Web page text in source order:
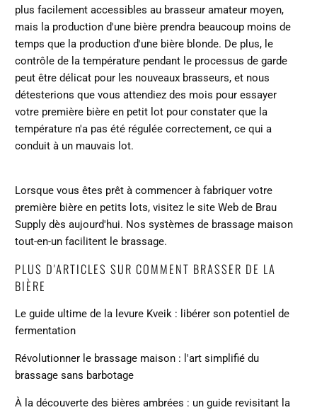
plus facilement accessibles au brasseur amateur moyen,
mais la production d'une bière prendra beaucoup moins de
temps que la production d'une bière blonde. De plus, le
contrôle de la température pendant le processus de garde
peut être délicat pour les nouveaux brasseurs, et nous
détesterions que vous attendiez des mois pour essayer
votre première bière en petit lot pour constater que la
température n'a pas été régulée correctement, ce qui a
conduit à un mauvais lot.
Lorsque vous êtes prêt à commencer à fabriquer votre
première bière en petits lots, visitez le site Web de Brau
Supply dès aujourd'hui. Nos systèmes de brassage maison
tout-en-un facilitent le brassage.
PLUS D'ARTICLES SUR COMMENT BRASSER DE LA
BIÈRE
Le guide ultime de la levure Kveik : libérer son potentiel de
fermentation
Révolutionner le brassage maison : l'art simplifié du
brassage sans barbotage
À la découverte des bières ambrées : un guide revisitant la